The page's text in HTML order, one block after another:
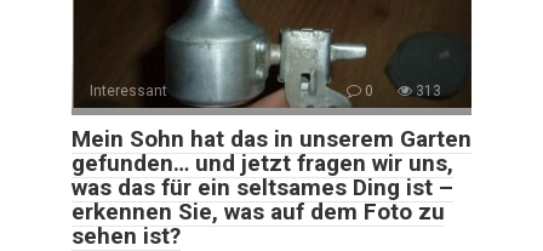
Interessant 0 313
Mein Sohn hat das in unserem Garten
gefunden… und jetzt fragen wir uns,
was das für ein seltsames Ding ist –
erkennen Sie, was auf dem Foto zu
sehen ist?